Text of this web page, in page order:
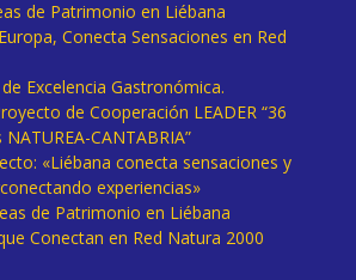
de Patrimonio en Liébana
Conecta Sensaciones en Red
Excelencia Gastronómica.
de Cooperación LEADER “36
CANTABRIA”
«Liébana conecta sensaciones y
experiencias»
de Patrimonio en Liébana
Conectan en Red Natura 2000